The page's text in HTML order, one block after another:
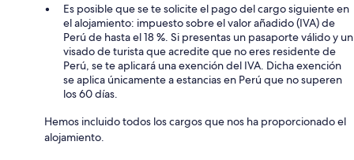
Es posible que se te solicite el pago del cargo siguiente en
el alojamiento: impuesto sobre el valor añadido (IVA) de
Perú de hasta el 18 %. Si presentas un pasaporte válido y un
visado de turista que acredite que no eres residente de
Perú, se te aplicará una exención del IVA. Dicha exención
se aplica únicamente a estancias en Perú que no superen
los 60 días.
Hemos incluido todos los cargos que nos ha proporcionado el
alojamiento.